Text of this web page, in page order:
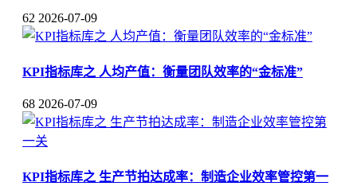
62 2026-07-09
KPI指标库之 人均产值：衡量团队效率的“金标准”
68 2026-07-09
KPI指标库之 生产节拍达成率：制造企业效率管控第一